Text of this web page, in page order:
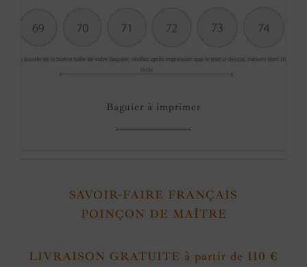
Baguier à imprimer
SAVOIR-FAIRE FRANÇAIS
POINÇON DE MAÎTRE
LIVRAISON GRATUITE à partir de 110 €